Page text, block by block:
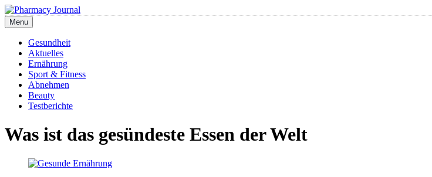
Skip
to
content
Pharmacy Journal
Menu
Gesundheit
Aktuelles
Ernährung
Sport & Fitness
Abnehmen
Beauty
Testberichte
Was ist das gesündeste Essen der Welt